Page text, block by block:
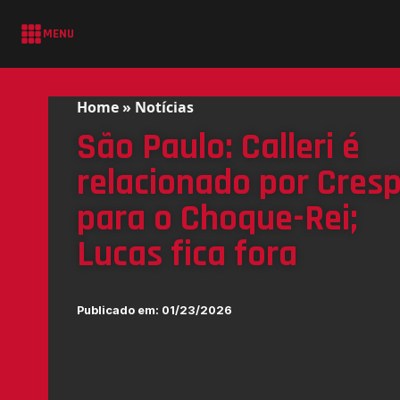
MENU
Home » Notícias
São Paulo: Calleri é
relacionado por
para o Choque-Rei;
Lucas fica fora
Publicado em: 01/23/2026